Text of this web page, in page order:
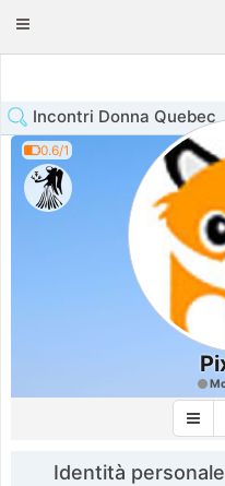
Toggle
Incontri Donna Quebec
0.6/1
Identità personale